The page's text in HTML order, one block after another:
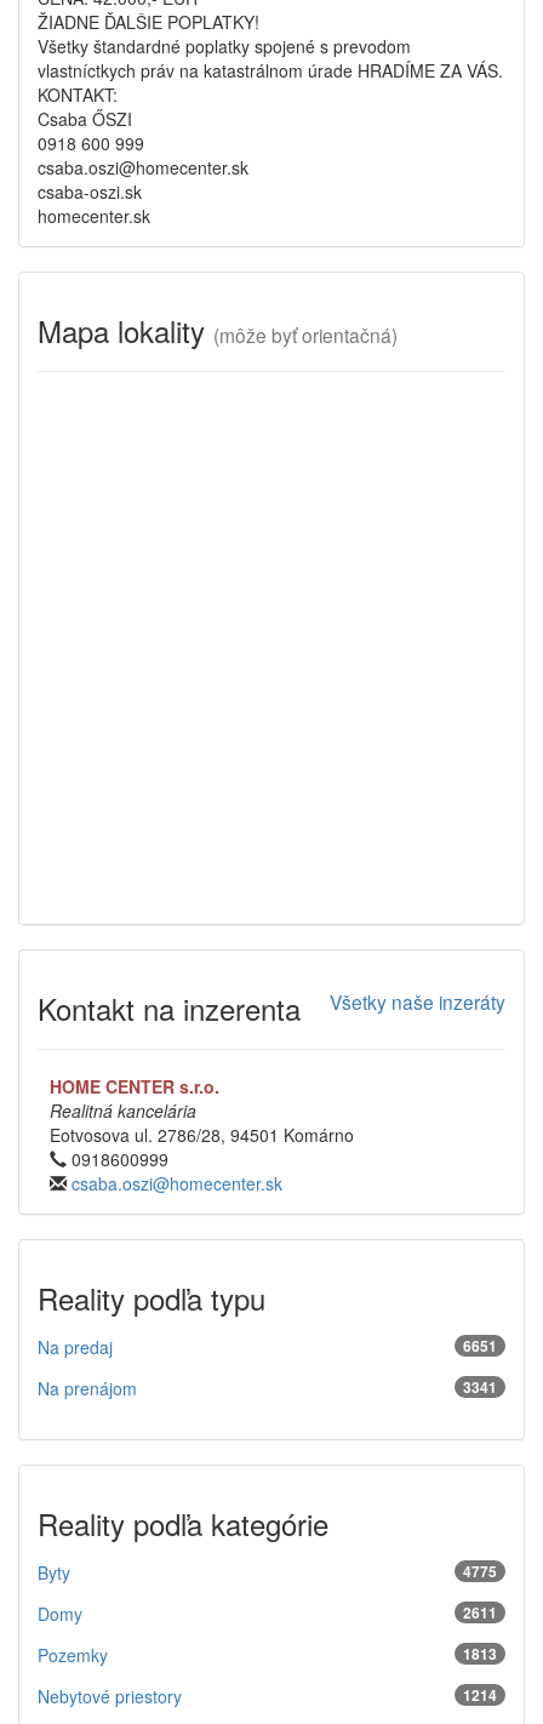
ŽIADNE ĎALŠIE POPLATKY!
Všetky štandardné poplatky spojené s prevodom
vlastníctkych práv na katastrálnom úrade HRADÍME ZA VÁS.
KONTAKT:
Csaba ŐSZI
0918 600 999
csaba.oszi@homecenter.sk
csaba-oszi.sk
homecenter.sk
Mapa lokality (môže byť orientačná)
Kontakt na inzerenta Všetky naše inzeráty
HOME CENTER s.r.o.
Realitná kancelária
Eotvosova ul. 2786/28, 94501 Komárno
0918600999
csaba.oszi@homecenter.sk
Reality podľa typu
6651
Na predaj
3341
Na prenájom
Reality podľa kategórie
4775
Byty
2611
Domy
1813
Pozemky
1214
Nebytové priestory